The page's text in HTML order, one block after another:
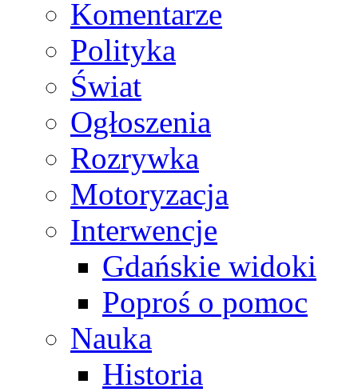
Komentarze
Polityka
Świat
Ogłoszenia
Rozrywka
Motoryzacja
Interwencje
Gdańskie widoki
Poproś o pomoc
Nauka
Historia